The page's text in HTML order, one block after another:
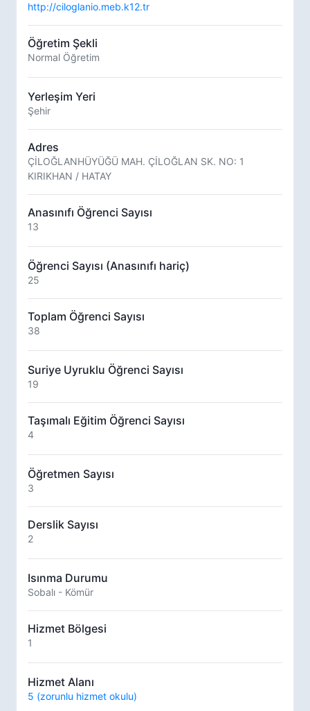
http://ciloglanio.meb.k12.tr
Öğretim Şekli
Normal Öğretim
Yerleşim Yeri
Şehir
Adres
ÇİLOĞLANHÜYÜĞÜ MAH. ÇİLOĞLAN SK. NO: 1
KIRIKHAN / HATAY
Anasınıfı Öğrenci Sayısı
13
Öğrenci Sayısı (Anasınıfı hariç)
25
Toplam Öğrenci Sayısı
38
Suriye Uyruklu Öğrenci Sayısı
19
Taşımalı Eğitim Öğrenci Sayısı
4
Öğretmen Sayısı
3
Derslik Sayısı
2
Isınma Durumu
Sobalı - Kömür
Hizmet Bölgesi
1
Hizmet Alanı
5 (zorunlu hizmet okulu)